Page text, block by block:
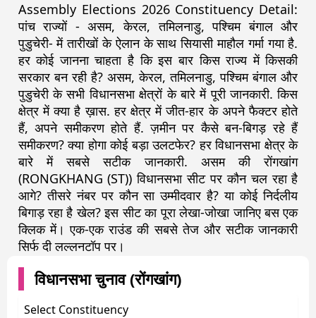
Assembly Elections 2026 Constituency Detail:
पांच राज्यों - असम, केरल, तमिलनाडु, पश्चिम बंगाल और
पुडुचेरी- में तारीखों के ऐलान के साथ सियासी माहौल गर्मा गया है.
हर कोई जानना चाहता है कि इस बार किस राज्य में किसकी
सरकार बन रही है? असम, केरल, तमिलनाडु, पश्चिम बंगाल और
पुडुचेरी के सभी विधानसभा क्षेत्रों के बारे में पूरी जानकारी. किस
क्षेत्र में क्या है ख़ास. हर क्षेत्र में जीत-हार के अपने फैक्टर होते
हैं, अपने समीकरण होते हैं. ज़मीन पर कैसे बन-बिगड़ रहे हैं
समीकरण? क्या होगा कोई बड़ा उलटफेर? हर विधानसभा क्षेत्र के
बारे में सबसे सटीक जानकारी. असम की रोंगखांग
(RONGKHANG (ST)) विधानसभा सीट पर कौन चल रहा है
आगे? तीसरे नंबर पर कौन सा उम्मीदवार है? या कोई निर्दलीय
बिगाड़ रहा है खेल? इस सीट का पूरा लेखा-जोखा जानिए बस एक
क्लिक में। एक-एक राउंड की सबसे तेज और सटीक जानकारी
सिर्फ दी लल्लनटॉप पर।
विधानसभा चुनाव (रोंगखांग)
Select Constituency